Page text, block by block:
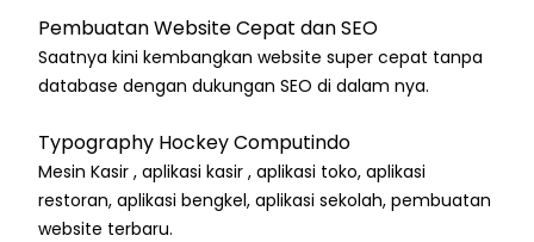
Pembuatan Website Cepat dan SEO
Saatnya kini kembangkan website super cepat tanpa
database dengan dukungan SEO di dalam nya.
Typography Hockey Computindo
Mesin Kasir , aplikasi kasir , aplikasi toko, aplikasi
restoran, aplikasi bengkel, aplikasi sekolah, pembuatan
website terbaru.